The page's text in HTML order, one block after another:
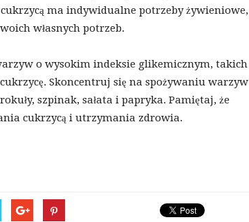
ma indywidualne potrzeby żywieniowe,
własnych potrzeb.
o wysokim indeksie glikemicznym, takich
Skoncentruj się na spożywaniu warzyw
szpinak, sałata i papryka. Pamiętaj, że
cukrzycą i utrzymania zdrowia.